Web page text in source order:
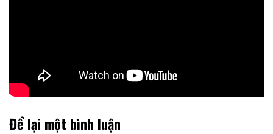
Để lại một bình luận